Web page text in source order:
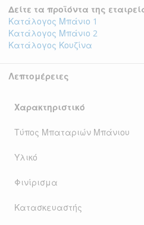
Δείτε τα προϊόντα της
Κατάλογος Μπάνιο 1
Κατάλογος Μπάνιο 2
Κατάλογος Κουζίνα
Λεπτομέρειες
Χαρακτηριστικό
Τύπος Μπαταριών Μπάνιου
Υλικό
Φινίρισμα
Κατασκευαστής